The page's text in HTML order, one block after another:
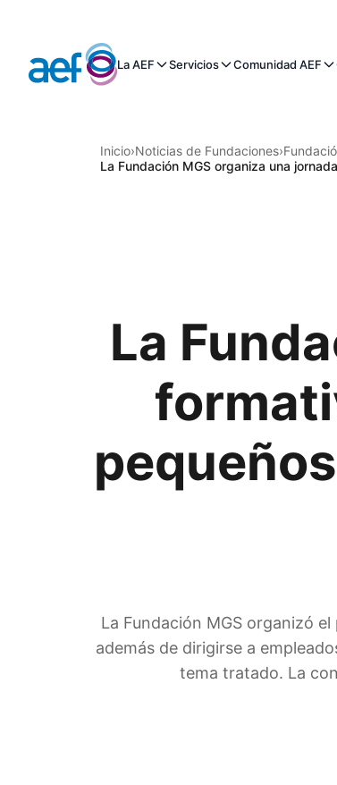
La AEF Servicios Comunidad AEF
Inicio›Noticias de Fundaciones›
La Fundación MGS organiza una
La
La Fundación MGS organizó
además de dirigirse a
tema tratado. La